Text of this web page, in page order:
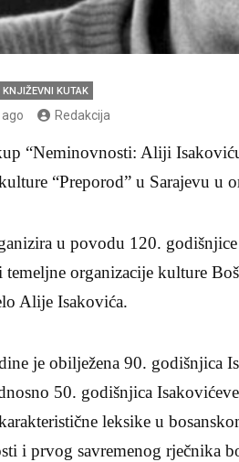
KNJIŽEVNI KUTAK
Redakcija
“Neminovnosti: Aliji
“Preporod” u Sarajevu u
u povodu 120.
temeljne organizacije kulture
Alije Isakovića.
je obilježena 90. godišnjica
50. godišnjica
leksike u
i prvog savremenog rječnika